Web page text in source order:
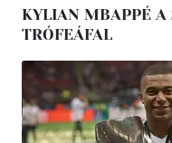
KYLIAN MBAPPÉ A
TRÓFEÁFAL